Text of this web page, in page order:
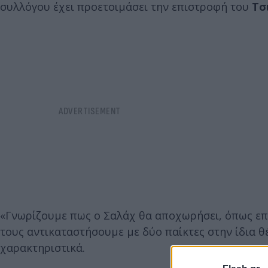
συλλόγου έχει προετοιμάσει την επιστροφή του
«Γνωρίζουμε πως ο Σαλάχ θα αποχωρήσει, όπως
τους αντικαταστήσουμε με δύο παίκτες στην ίδια
χαρακτηριστικά.